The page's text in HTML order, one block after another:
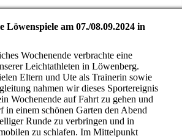
Löwenspiele am 07./08.09.2024 in
Wochenende verbrachte eine
Leichtathleten in Löwenberg.
Eltern und Ute als Trainerin sowie
nahmen wir dieses Sportereignis
Wochenende auf Fahrt zu gehen und
in einem schönen Garten den Abend
Runde zu verbringen und in
zu schlafen. Im Mittelpunkt